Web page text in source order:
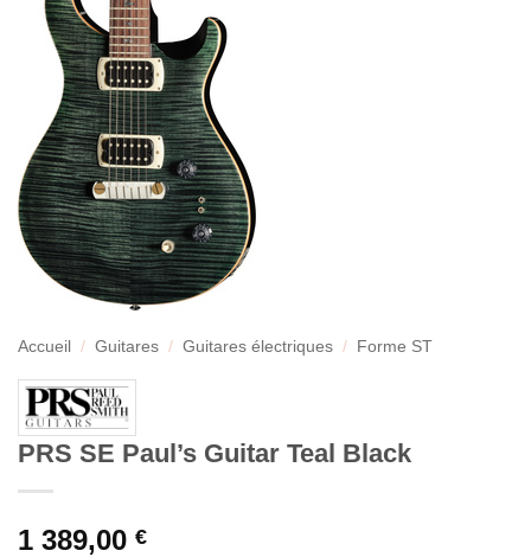
Accueil / Guitares / Guitares électriques / Forme ST
PRS SE Paul’s Guitar Teal Black
1 389,00 €